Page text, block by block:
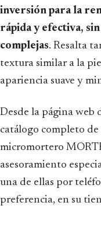
inversión para la
rápida y efectiva,
complejas. Resalta
textura similar a la
apariencia suave y
Desde la página web
catálogo completo
micromortero
asesoramiento
una de ellas por
preferencia, en su